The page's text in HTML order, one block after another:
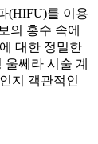
(HIFU)를 이용
의 홍수 속에
대한 정밀한
쎄라 시술 계
지 객관적인